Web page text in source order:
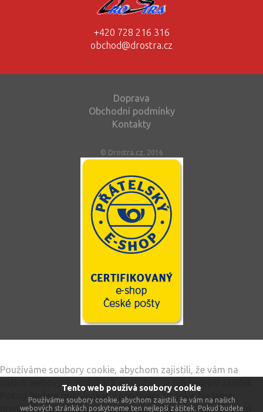
Tento web používá soubory cookie
Používáme soubory cookie, abychom zajistili, že vám na našich
webových stránkách poskytneme ten nejlepší zážitek. Pokud budete
+420 728 216 316
obchod@drostra.cz
Doprava
Obchodní podmínky
Kontakty
© Drostra.cz, 2016
Používáme soubory cookie, abychom zajistili, že vám na
našich webových stránkách poskytneme ten nejlepší zážitek.
Pokud budete pokračovat v používání stránky, budeme
předpokládat, že jste spokojeni s přijímáním všech souborů